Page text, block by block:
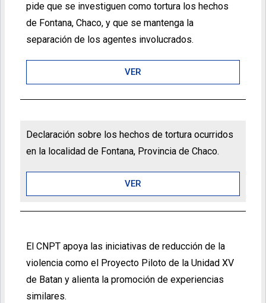
pide que se investiguen como tortura los hechos
de Fontana, Chaco, y que se mantenga la
separación de los agentes involucrados.
VER
Declaración sobre los hechos de tortura ocurridos
en la localidad de Fontana, Provincia de Chaco.
VER
El CNPT apoya las iniciativas de reducción de la
violencia como el Proyecto Piloto de la Unidad XV
de Batan y alienta la promoción de experiencias
similares.